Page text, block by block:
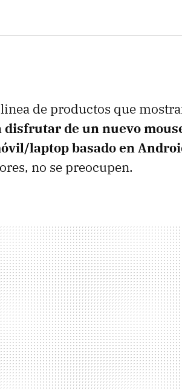
de productos que
disfrutar de un nuevo
laptop basado en
no se preocupen.